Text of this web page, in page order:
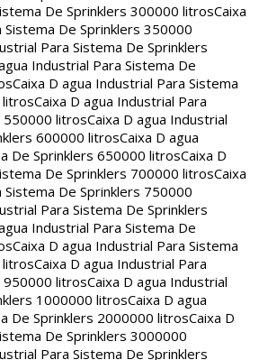
De Sprinklers 300000 litrosCaixa
Sistema De Sprinklers 350000
Para Sistema De Sprinklers
Industrial Para Sistema De
Caixa D agua Industrial Para Sistema
litrosCaixa D agua Industrial Para
550000 litrosCaixa D agua Industrial
600000 litrosCaixa D agua
De Sprinklers 650000 litrosCaixa D
De Sprinklers 700000 litrosCaixa
Sistema De Sprinklers 750000
Para Sistema De Sprinklers
Industrial Para Sistema De
Caixa D agua Industrial Para Sistema
litrosCaixa D agua Industrial Para
950000 litrosCaixa D agua Industrial
1000000 litrosCaixa D agua
De Sprinklers 2000000 litrosCaixa D
De Sprinklers 3000000
Para Sistema De Sprinklers